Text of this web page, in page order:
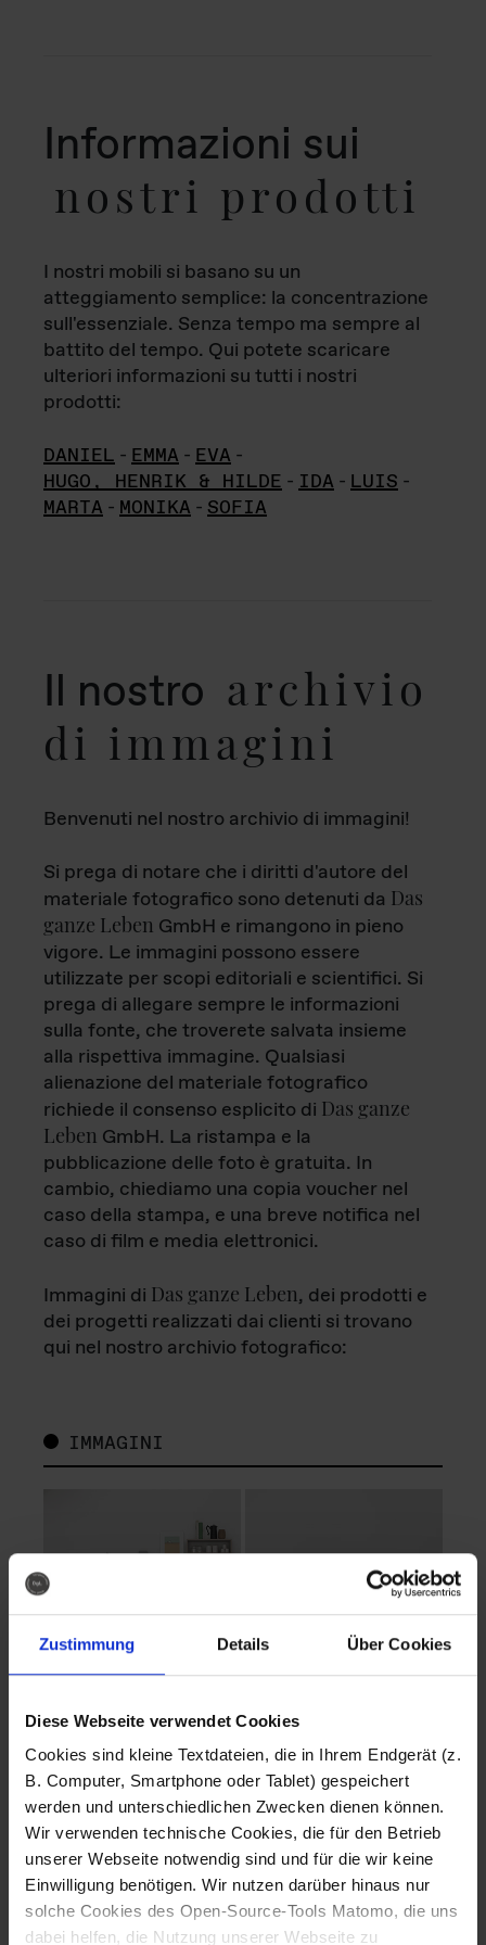
Zustimmung Details Über Cookies
Diese Webseite verwendet Cookies
Cookies sind kleine Textdateien, die in Ihrem Endgerät (z.
B. Computer, Smartphone oder Tablet) gespeichert
werden und unterschiedlichen Zwecken dienen können.
Wir verwenden technische Cookies, die für den Betrieb
unserer Webseite notwendig sind und für die wir keine
Einwilligung benötigen. Wir nutzen darüber hinaus nur
solche Cookies des Open-Source-Tools Matomo, die uns
dabei helfen, die Nutzung unserer Webseite zu
Informazioni sui
nostri prodotti
I nostri mobili si basano su un
atteggiamento semplice: la concentrazione
sull'essenziale. Senza tempo ma sempre al
battito del tempo. Qui potete scaricare
ulteriori informazioni su tutti i nostri
prodotti:
DANIEL - EMMA - EVA -
HUGO, HENRIK & HILDE - IDA - LUIS -
MARTA - MONIKA - SOFIA
Il nostro archivio
di immagini
Benvenuti nel nostro archivio di immagini!
Si prega di notare che i diritti d'autore del
materiale fotografico sono detenuti da Das
ganze Leben GmbH e rimangono in pieno
vigore. Le immagini possono essere
utilizzate per scopi editoriali e scientifici. Si
prega di allegare sempre le informazioni
sulla fonte, che troverete salvata insieme
alla rispettiva immagine. Qualsiasi
alienazione del materiale fotografico
richiede il consenso esplicito di Das ganze
Leben GmbH. La ristampa e la
pubblicazione delle foto è gratuita. In
cambio, chiediamo una copia voucher nel
caso della stampa, e una breve notifica nel
caso di film e media elettronici.
Immagini di Das ganze Leben, dei prodotti e
dei progetti realizzati dai clienti si trovano
qui nel nostro archivio fotografico:
IMMAGINI
Fotografo: Lorenz
Sternbach
Download
Fotografo: Lorenz
Sternbach
Download